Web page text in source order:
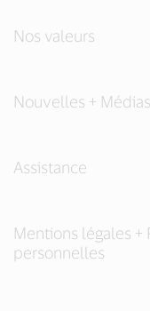
Nos valeurs
Nouvelles + Médias
Assistance
Mentions légales
personnelles